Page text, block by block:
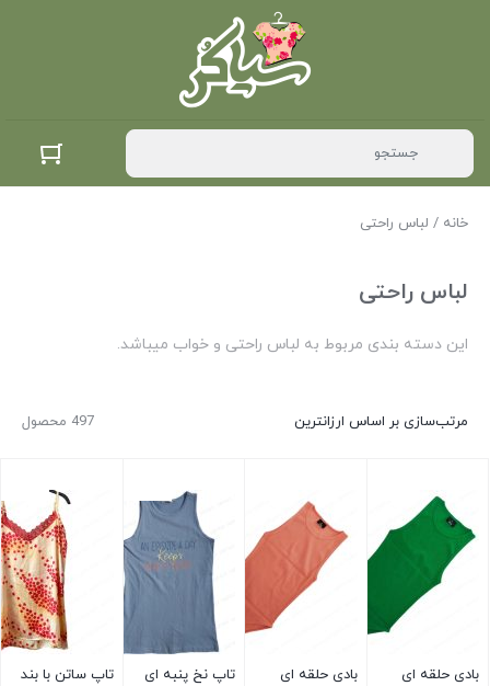
خانه / لباس راحتی
لباس راحتی
این دسته بندی مربوط به لباس راحتی و خواب میباشد.
497 محصول مرتب‌سازی بر اساس ارزانترین
بادی حلقه ای
بادی حلقه ای
تاپ نخ پنبه ای
تاپ ساتن با بند